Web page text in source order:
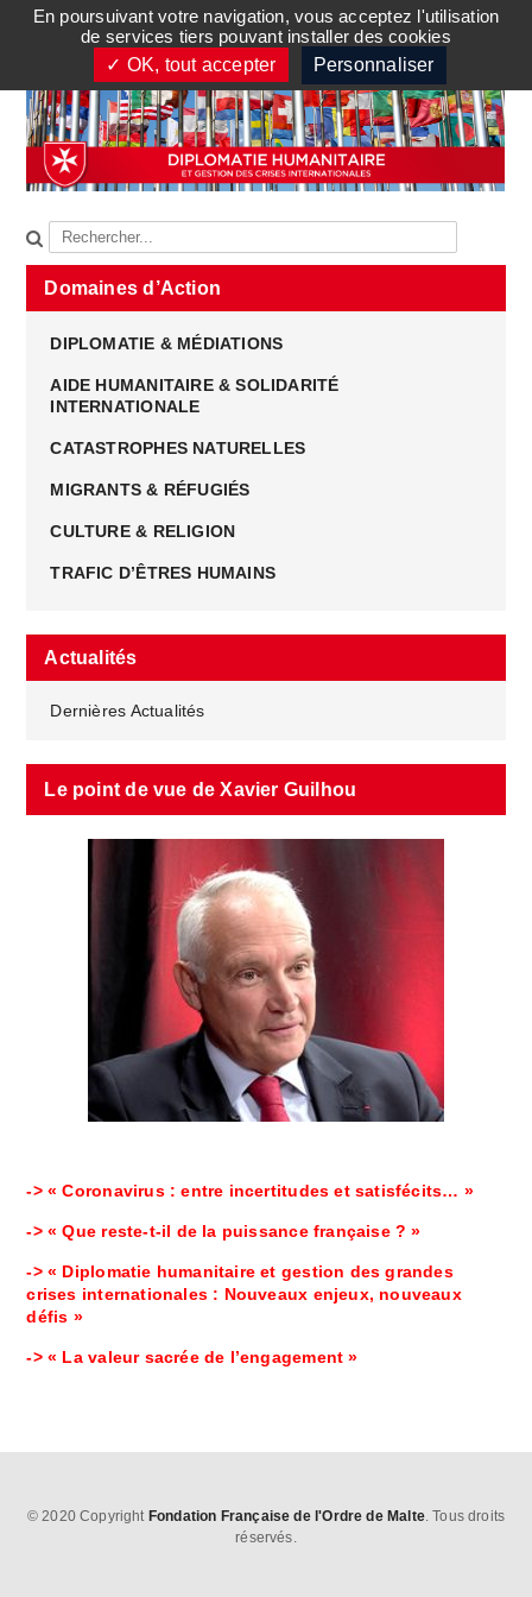
TOGGLE MENU
Domaines d’Action
DIPLOMATIE & MÉDIATIONS
AIDE HUMANITAIRE & SOLIDARITÉ
INTERNATIONALE
CATASTROPHES NATURELLES
MIGRANTS & RÉFUGIÉS
CULTURE & RELIGION
TRAFIC D’ÊTRES HUMAINS
Actualités
Dernières Actualités
Le point de vue de Xavier Guilhou
-> « Coronavirus : entre incertitudes et satisfécits… »
-> « Que reste-t-il de la puissance française ? »
-> « Diplomatie humanitaire et gestion des grandes
crises internationales : Nouveaux enjeux, nouveaux
défis »
-> « La valeur sacrée de l’engagement »
© 2020 Copyright Fondation Française de l'Ordre de Malte. Tous droits
réservés.
En poursuivant votre navigation, vous acceptez l'utilisation
de services tiers pouvant installer des cookies
✓ OK, tout accepter
Personnaliser